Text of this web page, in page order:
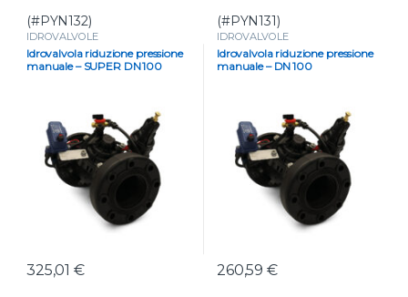
(#PYN132)
IDROVALVOLE
Idrovalvola riduzione pressione
manuale – SUPER DN 100
325,01€
(#PYN131)
IDROVALVOLE
Idrovalvola riduzione pressione
manuale – DN 100
260,59€